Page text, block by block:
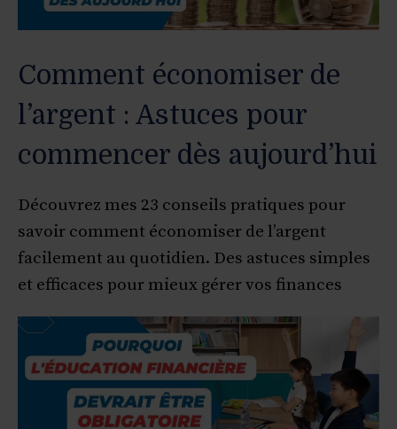
Comment économiser de
l’argent : Astuces pour
commencer dès aujourd’hui
Découvrez mes 23 conseils pratiques pour
savoir comment économiser de l’argent
facilement au quotidien. Des astuces simples
et efficaces pour mieux gérer vos finances